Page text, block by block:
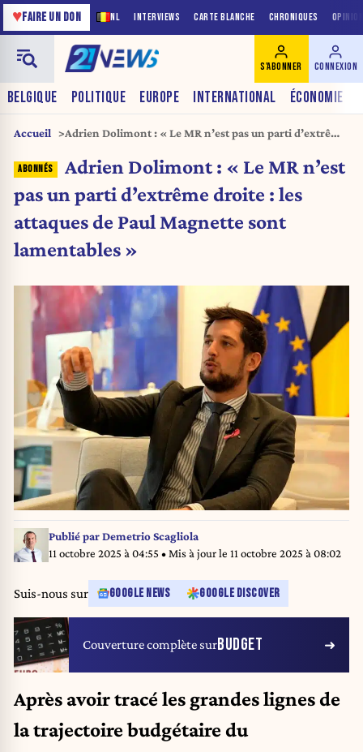
NL INTERVIEWS CARTE BLANCHE CHRONIQUES
♥FAIRE UN DON
BELGIQUE POLITIQUE EUROPE INTERNATIONAL ÉCONOMIE
S'ABONNER CONNEXION
Accueil
Adrien Dolimont : « Le MR n’est pas un parti d’extrême
»
Adrien Dolimont : « Le MR n’est
pas un parti d’extrême droite : les
attaques de Paul Magnette sont
lamentables »
Publié parDemetrio Scagliola
11 octobre 2025 à 04:55 • Mis à jour le 11 octobre 2025 à 08:02
Suis-nous sur GOOGLE NEWS GOOGLE DISCOVER
Couverture complète surBUDGET
Après avoir tracé les grandes lignes de
la trajectoire budgétaire du